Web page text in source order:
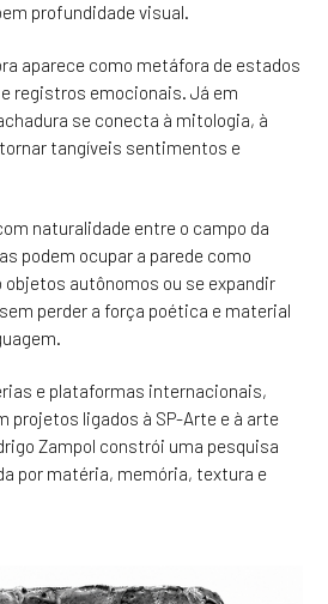
profundidade visual.
aparece como metáfora de estados
registros emocionais. Já em
se conecta à mitologia, à
tangíveis sentimentos e
naturalidade entre o campo da
podem ocupar a parede como
autônomos ou se expandir
perder a força poética e material
e plataformas internacionais,
projetos ligados à SP-Arte e à arte
Zampol constrói uma pesquisa
por matéria, memória, textura e